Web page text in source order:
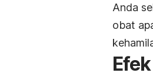
Anda
obat